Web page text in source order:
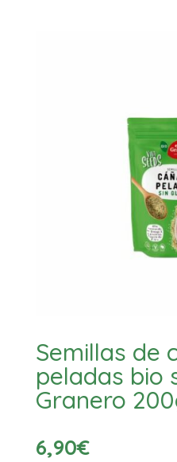
Semillas de
peladas bio
Granero
6,90€